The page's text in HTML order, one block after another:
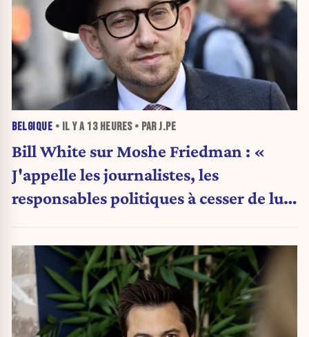
BELGIQUE • IL Y A 13 HEURES• PAR J.PE
Bill White sur Moshe Friedman : «
J'appelle les journalistes, les
responsables politiques à cesser de lui